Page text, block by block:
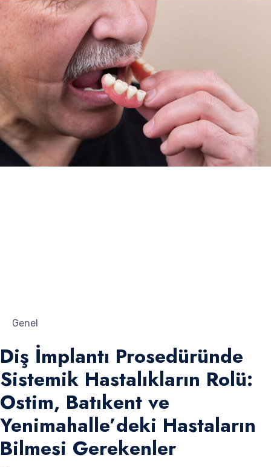
Genel
Diş İmplantı Prosedüründe
Sistemik Hastalıkların Rolü:
Ostim, Batıkent ve
Yenimahalle’deki Hastaların
Bilmesi Gerekenler